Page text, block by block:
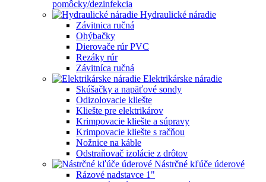
pomôcky/dezinfekcia
Hydraulické náradie
Závitnica ručná
Ohýbačky
Dierovače rúr PVC
Rezáky rúr
Závitníca ručná
Elektrikárske náradie
Skúšačky a napäťové sondy
Odizolovacie kliešte
Kliešte pre elektrikárov
Krimpovacie kliešte a súpravy
Krimpovacie kliešte s račňou
Nožnice na káble
Odstraňovač izolácie z drôtov
Nástrčné kľúče úderové
Rázové nadstavce 1"